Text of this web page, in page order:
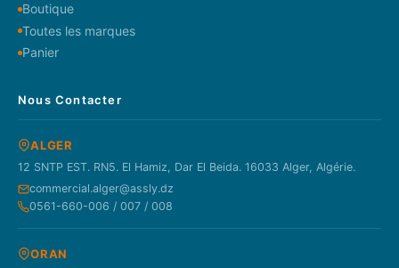
Boutique
Toutes les marques
Panier
Nous Contacter
ALGER
12 SNTP EST. RN5. El Hamiz, Dar El Beida. 16033 Alger, Algérie.
commercial.alger@assly.dz
0561-660-006 / 007 / 008
ORAN